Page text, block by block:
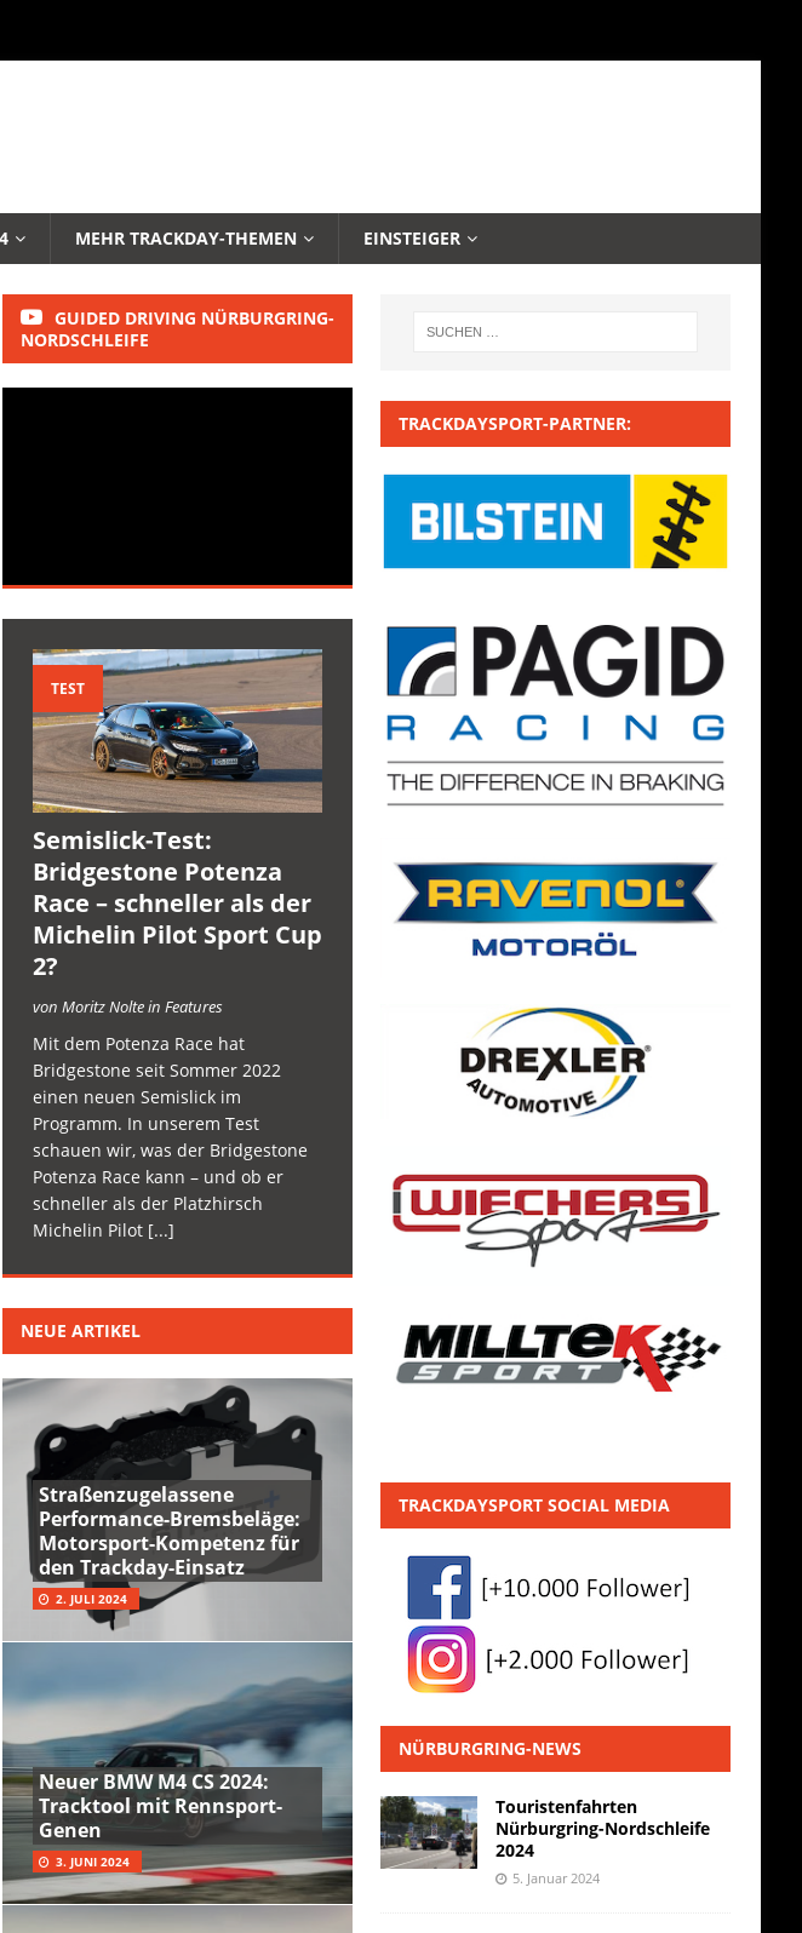
MEHR TRACKDAY-THEMEN EINSTEIGER
GUIDED DRIVING NÜRBURGRING-
NORDSCHLEIFE
TEST
Semislick-Test:
Bridgestone Potenza
Race – schneller als der
Michelin Pilot Sport Cup
2?
von Moritz Nolte in Features
Mit dem Potenza Race hat
Bridgestone seit Sommer 2022
einen neuen Semislick im
Programm. In unserem Test
schauen wir, was der Bridgestone
Potenza Race kann – und ob er
schneller als der Platzhirsch
Michelin Pilot [...]
NEUE ARTIKEL
Straßenzugelassene
Performance-Bremsbeläge:
Motorsport-Kompetenz für
den Trackday-Einsatz
2. JULI 2024
Neuer BMW M4 CS 2024:
Tracktool mit Rennsport-
Genen
3. JUNI 2024
TRACKDAYSPORT-PARTNER:
TRACKDAYSPORT SOCIAL MEDIA
NÜRBURGRING-NEWS
Touristenfahrten
Nürburgring-Nordschleife
2024
5. Januar 2024